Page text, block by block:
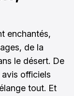
enchantés,
de la
le désert. De
avis officiels
tout. Et